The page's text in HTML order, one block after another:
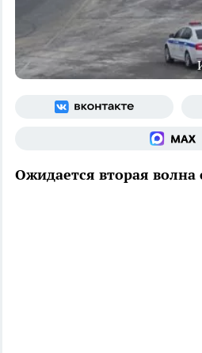
Ожидается вторая волна